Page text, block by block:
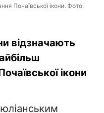
Почаївської ікони. Фото:
відзначають
ікони